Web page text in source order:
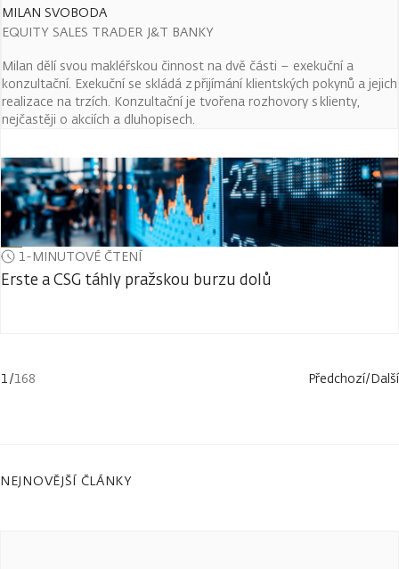
MILAN SVOBODA
EQUITY SALES TRADER J&T BANKY
Milan dělí svou makléřskou činnost na dvě části – exekuční a
konzultační. Exekuční se skládá z přijímání klientských pokynů a jejich
realizace na trzích. Konzultační je tvořena rozhovory s klienty,
nejčastěji o akciích a dluhopisech.
1-MINUTOVÉ ČTENÍ
Erste a CSG táhly pražskou burzu dolů
1/168 Předchozí/Další
NEJNOVĚJŠÍ ČLÁNKY